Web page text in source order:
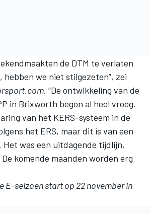
de DTM te verlaten
hebben we niet stilgezeten”, zei
. “De ontwikkeling van de
in Brixworth begon al heel vroeg.
van het KERS-systeem in de
het ERS, maar dit is van een
Het was een uitdagende tijdlijn,
komende maanden worden erg
E-seizoen start op 22 november in